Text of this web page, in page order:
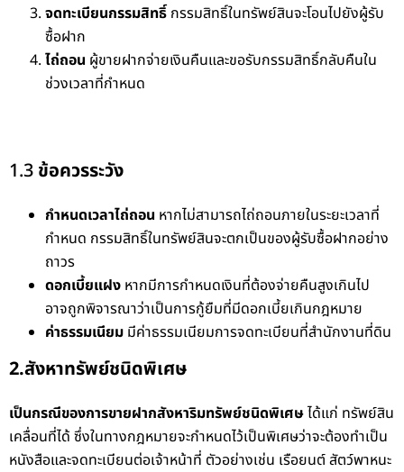
จดทะเบียนกรรมสิทธิ์ กรรมสิทธิ์ในทรัพย์สินจะโอนไปยังผู้รับ
ซื้อฝาก
ไถ่ถอน ผู้ขายฝากจ่ายเงินคืนและขอรับกรรมสิทธิ์กลับคืนใน
ช่วงเวลาที่กำหนด
1.3 ข้อควรระวัง
กำหนดเวลาไถ่ถอน หากไม่สามารถไถ่ถอนภายในระยะเวลาที่
กำหนด กรรมสิทธิ์ในทรัพย์สินจะตกเป็นของผู้รับซื้อฝากอย่าง
ถาวร
ดอกเบี้ยแฝง หากมีการกำหนดเงินที่ต้องจ่ายคืนสูงเกินไป
อาจถูกพิจารณาว่าเป็นการกู้ยืมที่มีดอกเบี้ยเกินกฎหมาย
ค่าธรรมเนียม มีค่าธรรมเนียมการจดทะเบียนที่สำนักงานที่ดิน
2.สังหาทรัพย์ชนิดพิเศษ
เป็นกรณีของการขายฝากสังหาริมทรัพย์ชนิดพิเศษได้แก่ ทรัพย์สิน
เคลื่อนที่ได้ ซึ่งในทางกฎหมายจะกำหนดไว้เป็นพิเศษว่าจะต้องทำเป็น
หนังสือและจดทะเบียนต่อเจ้าหน้าที่ ตัวอย่างเช่น เรือยนต์ สัตว์พาหนะ